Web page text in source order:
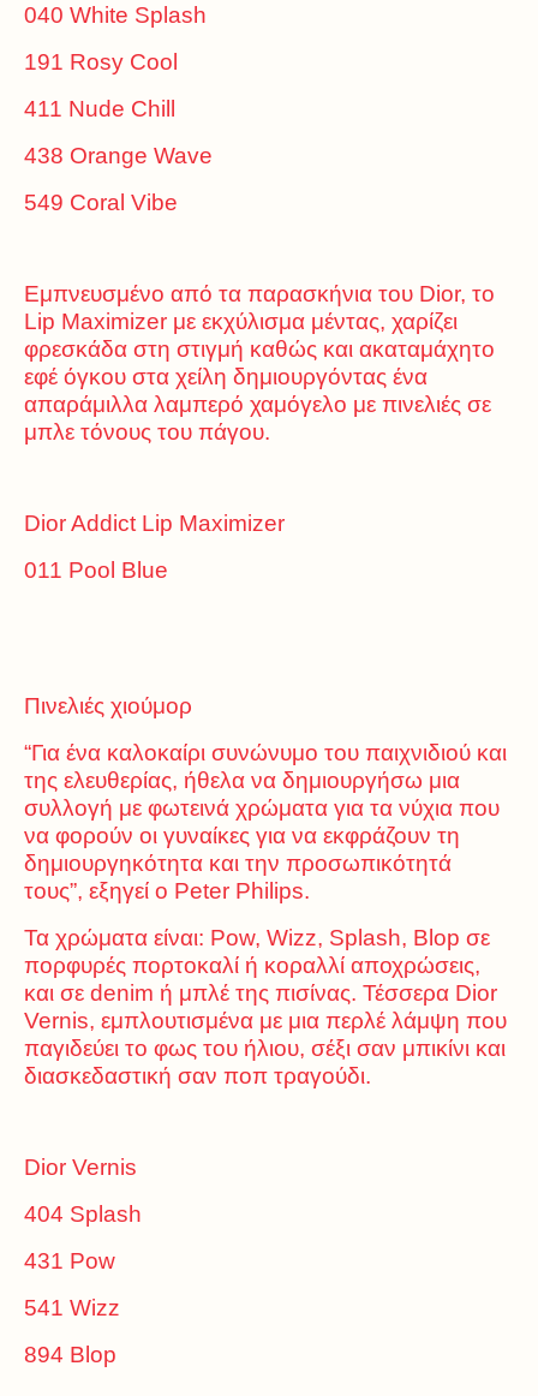
040 White Splash
191 Rosy Cool
411 Nude Chill
438 Orange Wave
549 Coral Vibe
Εμπνευσμένο από τα παρασκήνια του Dior, το
Lip Maximizer με εκχύλισμα μέντας, χαρίζει
φρεσκάδα στη στιγμή καθώς και ακαταμάχητο
εφέ όγκου στα χείλη δημιουργόντας ένα
απαράμιλλα λαμπερό χαμόγελο με πινελιές σε
μπλε τόνους του πάγου.
Dior Addict Lip Maximizer
011 Pool Blue
Πινελιές χιούμορ
“Για ένα καλοκαίρι συνώνυμο του παιχνιδιού και
της ελευθερίας, ήθελα να δημιουργήσω μια
συλλογή με φωτεινά χρώματα για τα νύχια που
να φορούν οι γυναίκες για να εκφράζουν τη
δημιουργηκότητα και την προσωπικότητά
τους”, εξηγεί ο Peter Philips.
Τα χρώματα είναι: Pow, Wizz, Splash, Blop σε
πορφυρές πορτοκαλί ή κοραλλί αποχρώσεις,
και σε denim ή μπλέ της πισίνας. Τέσσερα Dior
Vernis, εμπλουτισμένα με μια περλέ λάμψη που
παγιδεύει το φως του ήλιου, σέξι σαν μπικίνι και
διασκεδαστική σαν ποπ τραγούδι.
Dior Vernis
404 Splash
431 Pow
541 Wizz
894 Blop